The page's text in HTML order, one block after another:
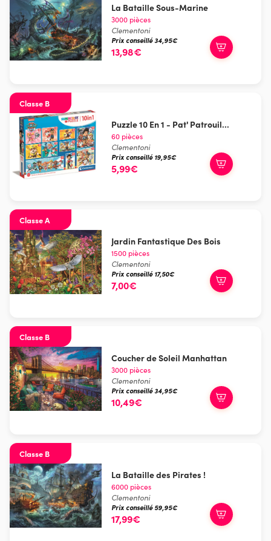
La Bataille Sous-Marine
3000 pièces
Clementoni
Prix conseillé 34,95€
13,98€
Classe B
Puzzle 10 En 1 - Pat' Patrouil...
60 pièces
Clementoni
Prix conseillé 19,95€
5,99€
Classe A
Jardin Fantastique Des Bois
1500 pièces
Clementoni
Prix conseillé 17,50€
7,00€
Classe B
Coucher de Soleil Manhattan
3000 pièces
Clementoni
Prix conseillé 34,95€
10,49€
Classe B
La Bataille des Pirates !
6000 pièces
Clementoni
Prix conseillé 59,95€
17,99€